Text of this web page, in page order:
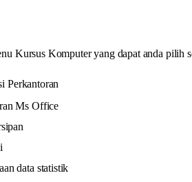
Kursus Komputer yang dapat anda pilih
Perkantoran
Ms Office
data statistik